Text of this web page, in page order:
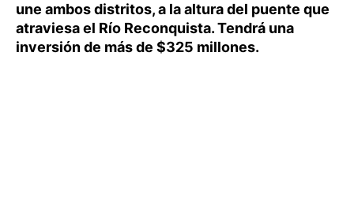
une ambos distritos, a la altura del puente que
atraviesa el Río Reconquista. Tendrá una
inversión de más de $325 millones.